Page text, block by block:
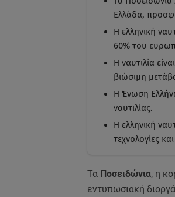
Ελλάδα,
Η ελληνική
60% του
Η ναυτιλία
βιώσιμη
Η Ένωση
ναυτιλίας.
Η ελληνική
τεχνολογίες
Τα Ποσειδώνια, η
εντυπωσιακή